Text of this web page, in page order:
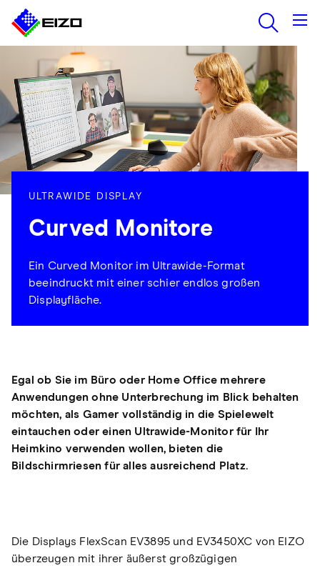
ULTRAWIDE DISPLAY
Curved Monitore
Ein Curved Monitor im Ultrawide-Format
beeindruckt mit einer schier endlos großen
Displayfläche.
Egal ob Sie im Büro oder Home Office mehrere
Anwendungen ohne Unterbrechung im Blick behalten
möchten, als Gamer vollständig in die Spielewelt
eintauchen oder einen Ultrawide-Monitor für Ihr
Heimkino verwenden wollen, bieten die
Bildschirmriesen für alles ausreichend Platz.
Die Displays FlexScan EV3895 und EV3450XC von EIZO
überzeugen mit ihrer äußerst großzügigen